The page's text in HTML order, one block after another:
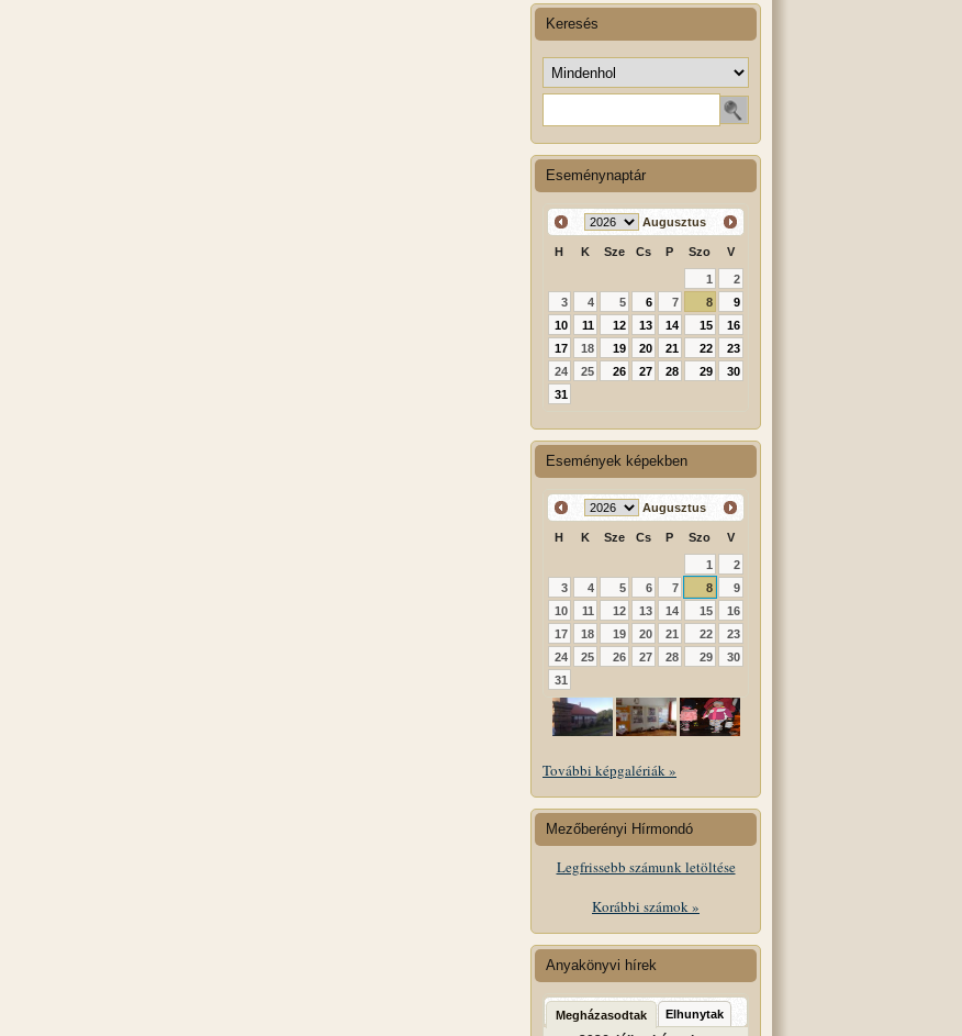
Keresés
Keresés helye
Eseménynaptár
Augusztus
H K Sze Cs P Szo V
1
2
3
4 5 6 7 8
9
10
11 12 13 14 15
16
17
18 19 20 21 22
23
24
25 26 27 28 29
30
31
Események képekben
Augusztus
H K Sze Cs P Szo V
1
2
3
4 5 6 7 8
9
10
11 12 13 14 15
16
17
18 19 20 21 22
23
24
25 26 27 28 29
30
31
További képgalériák »
Mezőberényi Hírmondó
Legfrissebb számunk letöltése
Korábbi számok »
Anyakönyvi hírek
Megházasodtak Elhunytak